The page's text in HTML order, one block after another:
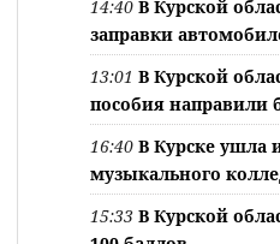
14:40 В Курской
заправки
13:01 В Курской
пособия направили
16:40 В Курске ушла
музыкального
15:33 В Курской